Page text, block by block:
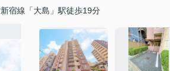
宿線「大島」駅徒歩19分